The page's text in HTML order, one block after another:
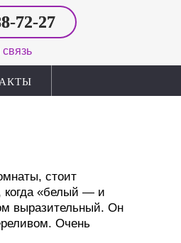
72-27
стоит
когда «белый — и
выразительный. Он
Очень